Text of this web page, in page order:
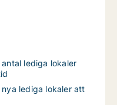
lediga lokaler
lediga lokaler att